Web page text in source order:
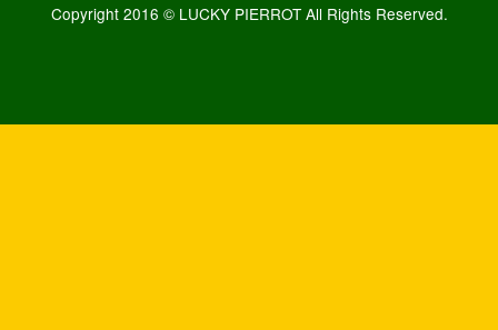
Copyright 2016 © LUCKY PIERROT All Rights Reserved.